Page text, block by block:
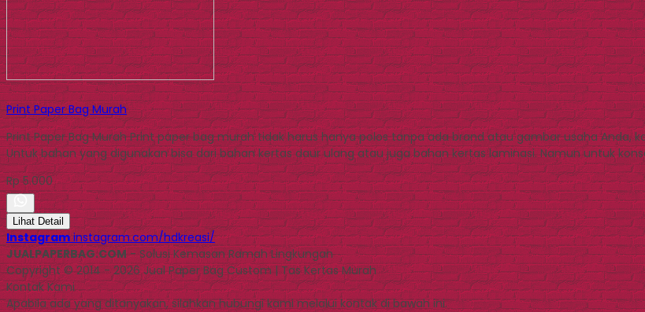
Print Paper Bag Murah
Print Paper Bag Murah Print paper bag murah tidak harus hanya polos tanpa ada brand atau gambar usaha Anda,
Untuk bahan yang digunakan bisa dari bahan kertas daur ulang atau juga bahan kertas laminasi. Namun untuk
Rp 5.000
Lihat Detail
Instagram instagram.com/hdkreasi/
JUALPAPERBAG.COM- Solusi Kemasan Ramah Lingkungan
Copyright © 2014 - 2026 Jual Paper Bag Custom | Tas Kertas Murah
Kontak Kami
Apabila ada yang ditanyakan, silahkan hubungi kami melalui kontak di bawah ini.